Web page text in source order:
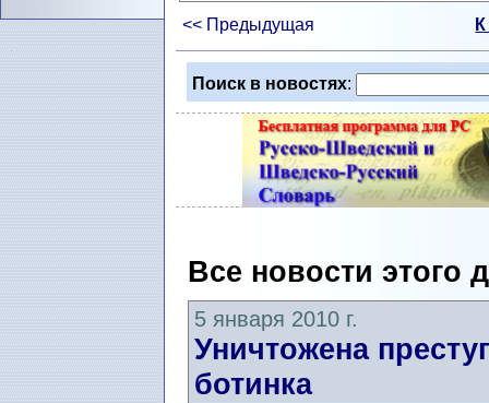
<< Предыдущая
Поиск в новостях:
Все новости этого
5 января 2010 г.
Уничтожена
ботинка